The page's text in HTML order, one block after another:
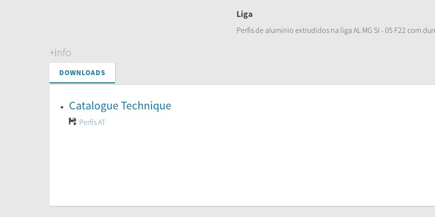
Liga
Perfis de alumínio extrudidos na liga AL MG SI - 05 F22 com
+Info
DOWNLOADS
Catalogue Technique
Perfis AT